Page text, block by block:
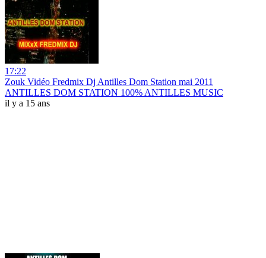
17:22
Zouk Vidéo Fredmix Dj Antilles Dom Station mai 2011
ANTILLES DOM STATION 100% ANTILLES MUSIC
il y a 15 ans